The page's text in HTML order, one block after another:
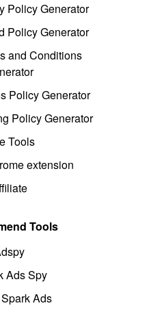
Policy Generator
Policy Generator
and Conditions
Policy Generator
Policy Generator
Tools
extension
Tools
Ads Spy
Ads